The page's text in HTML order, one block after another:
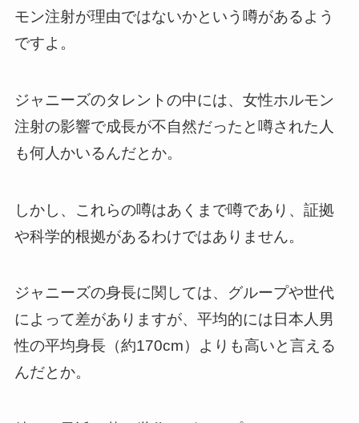
モン注射が理由ではないかという噂があるよう
ですよ。
ジャニーズのタレントの中には、女性ホルモン
注射の影響で成長が不自然だったと噂された人
も何人かいるんだとか。
しかし、これらの噂はあくまで噂であり、証拠
や科学的根拠があるわけではありません。
ジャニーズの身長に関しては、グループや世代
によって差がありますが、平均的には日本人男
性の平均身長（約170cm）よりも高いと言える
んだとか。